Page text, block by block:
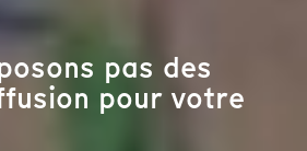
pas des
pour votre